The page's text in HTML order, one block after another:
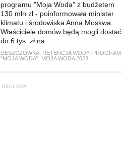
programu "Moja Woda" z budżetem
130 mln zł - poinformowała minister
klimatu i środowiska Anna Moskwa.
Właściciele domów będą mogli dostać
do 6 tys. zł na...
DESZCZÓWKA, RETENCJA WODY, PROGRAM
"MOJA WODA", MOJA WODA 2023
REKLAMA